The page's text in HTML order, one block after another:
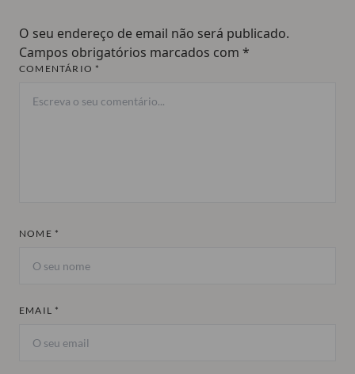
O seu endereço de email não será publicado.
Campos obrigatórios marcados com *
COMENTÁRIO *
NOME *
EMAIL *